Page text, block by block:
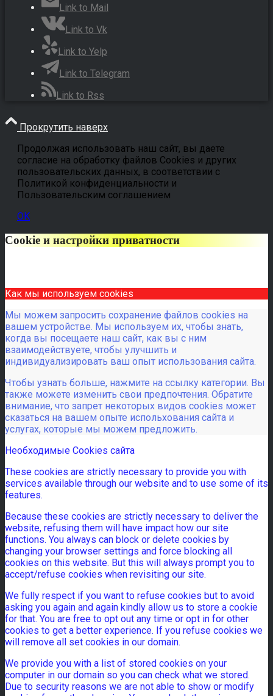
Link to Mail
Link to Vk
Link to Yelp
Link to Telegram
Link to Rss
Прокрутить наверх
Продолжая использовать наш сайт, вы даете
согласие на обработку файлов Cookies и других
пользовательских данных, в соответствии с
Политикой конфиденциальности и
Пользовательским соглашением
OK
Cookie и настройки приватности
Как мы используем cookies
Мы можем запросить сохранение файлов cookies на
вашем устройстве. Мы используем их, чтобы знать,
когда вы посещаете наш сайт, как вы с ним
взаимодействуете, чтобы улучшить и
индивидуализировать ваш опыт использования сайта.
Чтобы узнать больше, нажмите на ссылку категории. Вы
также можете изменить свои предпочтения. Обратите
внимание, что запрет некоторых видов cookies может
сказаться на вашем опыте испольхования сайта и
услугах, которые мы можем предложить.
Необходимые Cookies сайта
These cookies are strictly necessary to provide you with
services available through our website and to use some of its
features.
Because these cookies are strictly necessary to deliver the
website, refusing them will have impact how our site
functions. You always can block or delete cookies by
changing your browser settings and force blocking all
cookies on this website. But this will always prompt you to
accept/refuse cookies when revisiting our site.
We fully respect if you want to refuse cookies but to avoid
asking you again and again kindly allow us to store a cookie
for that. You are free to opt out any time or opt in for other
cookies to get a better experience. If you refuse cookies we
will remove all set cookies in our domain.
We provide you with a list of stored cookies on your
computer in our domain so you can check what we stored.
Due to security reasons we are not able to show or modify